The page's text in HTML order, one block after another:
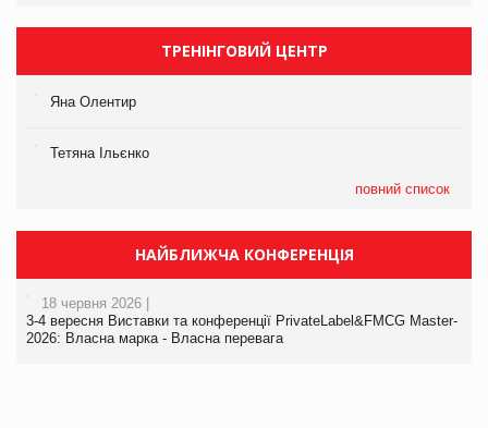
ТРЕНІНГОВИЙ ЦЕНТР
Яна Олентир
Тетяна Ільєнко
повний список
НАЙБЛИЖЧА КОНФЕРЕНЦІЯ
18 червня 2026 |
3-4 вересня Виставки та конференції PrivateLabel&FMCG Master-
2026: Власна марка - Власна перевага